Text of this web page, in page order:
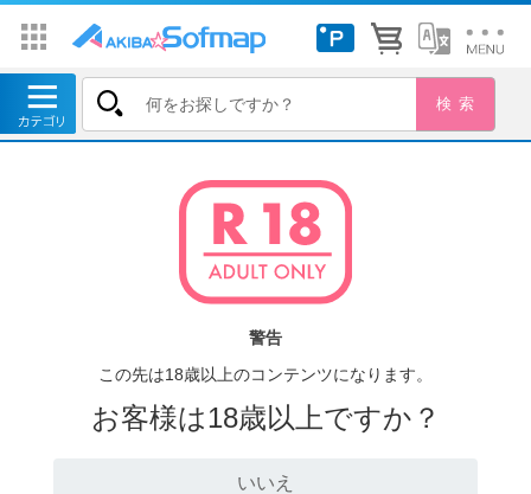
警告
この先は18歳以上のコンテンツになります。
お客様は18歳以上ですか？
いいえ